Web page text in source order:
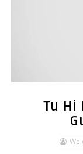
Tu
We